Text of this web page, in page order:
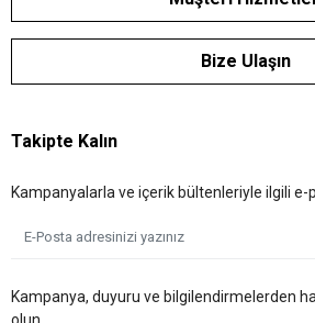
Bize Ulaşın
Takipte Kalın
Kampanyalarla ve içerik bültenleriyle ilgili
Kampanya, duyuru ve bilgilendirmelerden